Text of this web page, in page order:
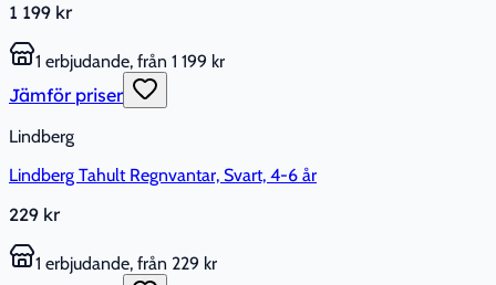
1 199 kr
1 erbjudande, från 1 199 kr
Jämför priser
Lindberg
Lindberg Tahult Regnvantar, Svart, 4-6 år
229 kr
1 erbjudande, från 229 kr